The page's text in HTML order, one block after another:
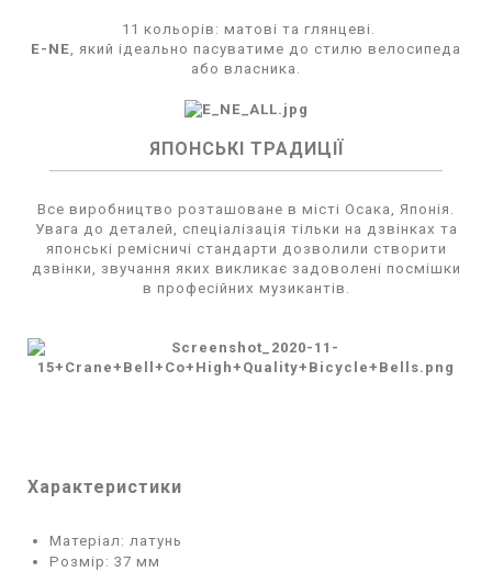
11 кольорів: матові та глянцеві.
E-NE, який ідеально пасуватиме до стилю велосипеда
або власника.
ЯПОНСЬКІ ТРАДИЦІЇ
Все виробництво розташоване в місті Осака, Японія.
Увага до деталей, спеціалізація тільки на дзвінках та
японські ремісничі стандарти дозволили створити
дзвінки, звучання яких викликає задоволені посмішки
в професійних музикантів.
Характеристики
Матеріал: латунь
Розмір: 37 мм